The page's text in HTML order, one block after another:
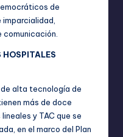
de
imparcialidad,
comunicación.
HOSPITALES
alta tecnología de
más de doce
y TAC que se
en el marco del Plan